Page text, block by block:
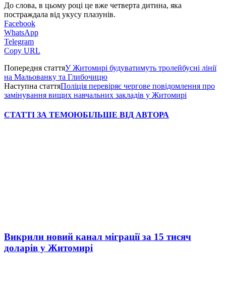
До слова, в цьому році це вже четверта дитина, яка
постраждала від укусу плазунів.
Facebook
WhatsApp
Telegram
Copy URL
Попередня статтяУ Житомирі будуватимуть тролейбусні лінії
на Мальованку та Глибочицю
Наступна статтяПоліція перевіряє чергове повідомлення про
замінування вищих навчальних закладів у Житомирі
СТАТТІ ЗА ТЕМОЮБІЛЬШЕ ВІД АВТОРА
Викрили новий канал міграції за 15 тисяч
доларів у Житомирі